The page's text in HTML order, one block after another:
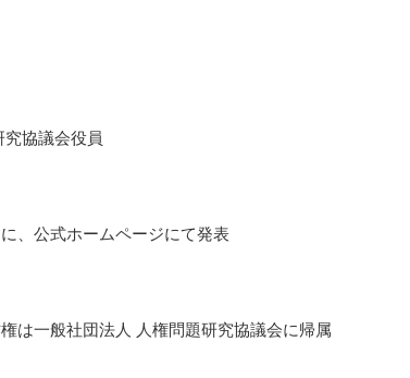
協議会役員
、公式ホームページにて発表
は一般社団法人 人権問題研究協議会に帰属